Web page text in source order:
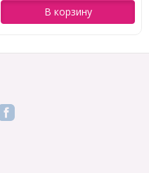
В корзину